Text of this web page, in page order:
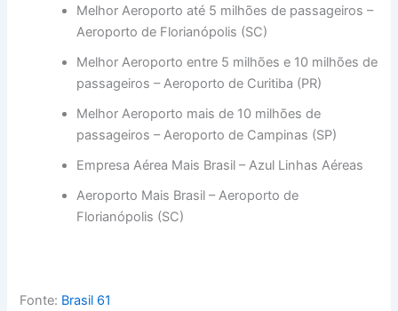
Melhor Aeroporto até 5 milhões de passageiros –
Aeroporto de Florianópolis (SC)
Melhor Aeroporto entre 5 milhões e 10 milhões de
passageiros – Aeroporto de Curitiba (PR)
Melhor Aeroporto mais de 10 milhões de
passageiros – Aeroporto de Campinas (SP)
Empresa Aérea Mais Brasil – Azul Linhas Aéreas
Aeroporto Mais Brasil – Aeroporto de
Florianópolis (SC)
Fonte: Brasil 61